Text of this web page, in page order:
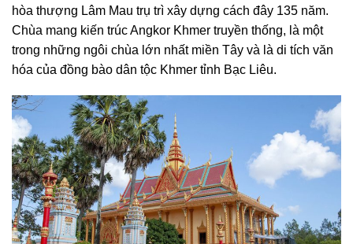
hòa thượng Lâm Mau trụ trì xây dựng cách đây 135 năm.
Chùa mang kiến trúc Angkor Khmer truyền thống, là một
trong những ngôi chùa lớn nhất miền Tây và là di tích văn
hóa của đồng bào dân tộc Khmer tỉnh Bạc Liêu.